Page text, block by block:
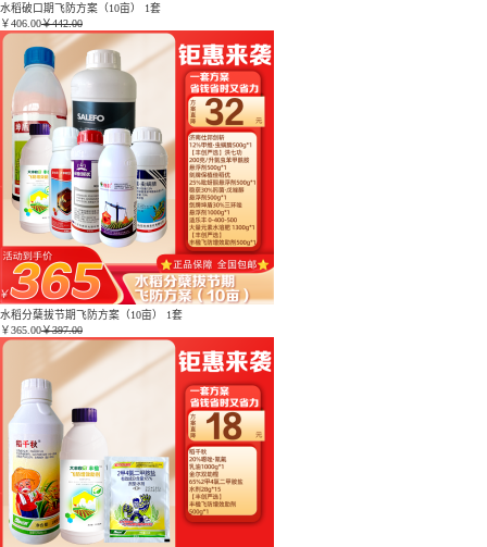
水稻破口期飞防方案（10亩） 1套
￥406.00￥442.00
水稻分蘖拔节期飞防方案（10亩） 1套
￥365.00￥397.00